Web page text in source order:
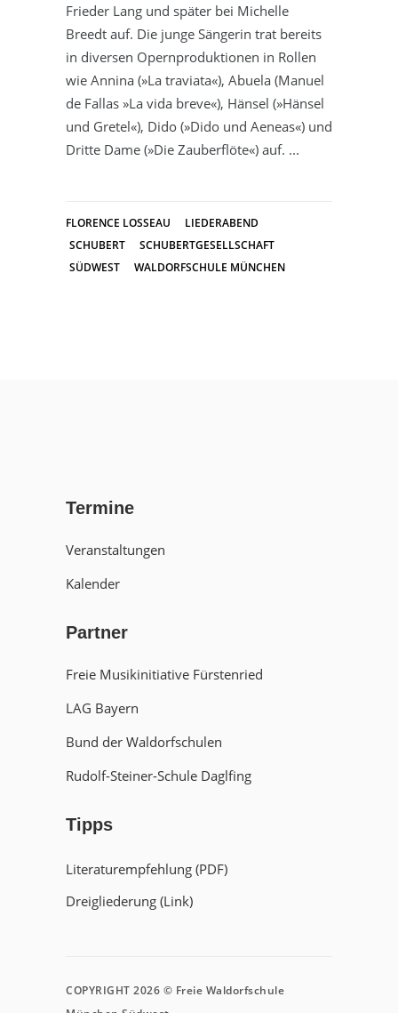
Frieder Lang und später bei Michelle
Breedt auf. Die junge Sängerin trat bereits
in diversen Opernproduktionen in Rollen
wie Annina (»La traviata«), Abuela (Manuel
de Fallas »La vida breve«), Hänsel (»Hänsel
und Gretel«), Dido (»Dido und Aeneas«) und
Dritte Dame (»Die Zauberflöte«) auf.
FLORENCE LOSSEAU
LIEDERABEND
SCHUBERT
SCHUBERTGESELLSCHAFT
SÜDWEST
WALDORFSCHULE MÜNCHEN
Termine
Veranstaltungen
Kalender
Partner
Freie Musikinitiative Fürstenried
LAG Bayern
Bund der Waldorfschulen
Rudolf-Steiner-Schule Daglfing
Tipps
Literaturempfehlung (PDF)
Dreigliederung (Link)
COPYRIGHT 2026 © Freie Waldorfschule